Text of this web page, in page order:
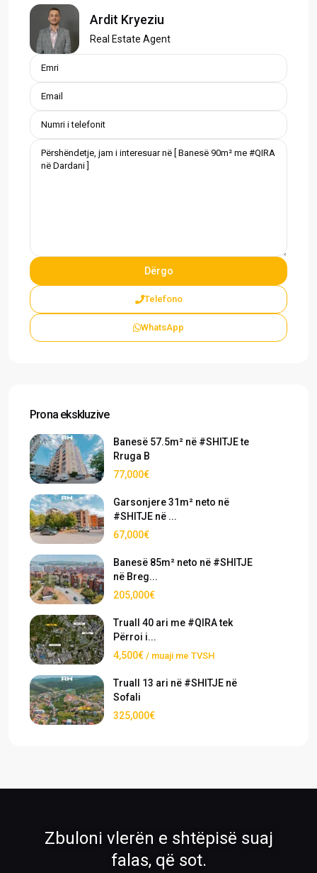
Ardit Kryeziu
Real Estate Agent
Telefono
WhatsApp
Prona ekskluzive
Banesë 57.5m² në #SHITJE te
Rruga B
77,000€
Garsonjere 31m² neto në
#SHITJE në ...
67,000€
Banesë 85m² neto në #SHITJE
në Breg...
205,000€
Truall 40 ari me #QIRA tek
Përroi i...
4,500€ / muaji me TVSH
Truall 13 ari në #SHITJE në
Sofali
325,000€
Zbuloni vlerën e shtëpisë suaj
falas, që sot.
Estate
Mëso më shumë për ekipin tonë
Kontakti
Na kontaktoni për çdo pyetje